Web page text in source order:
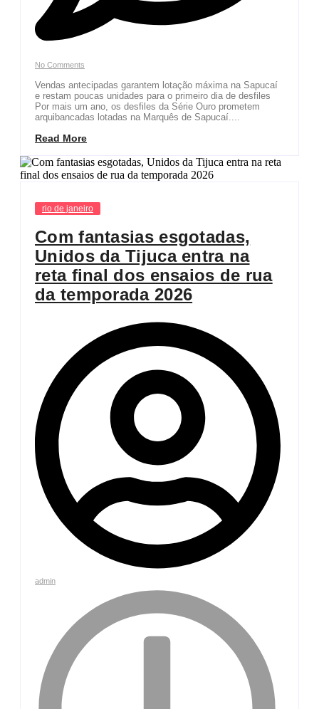
No Comments
Vendas antecipadas garantem lotação máxima na Sapucaí
e restam poucas unidades para o primeiro dia de desfiles
Por mais um ano, os desfiles da Série Ouro prometem
arquibancadas lotadas na Marquês de Sapucaí....
Read More
rio de janeiro
Com fantasias esgotadas,
Unidos da Tijuca entra na
reta final dos ensaios de rua
da temporada 2026
admin